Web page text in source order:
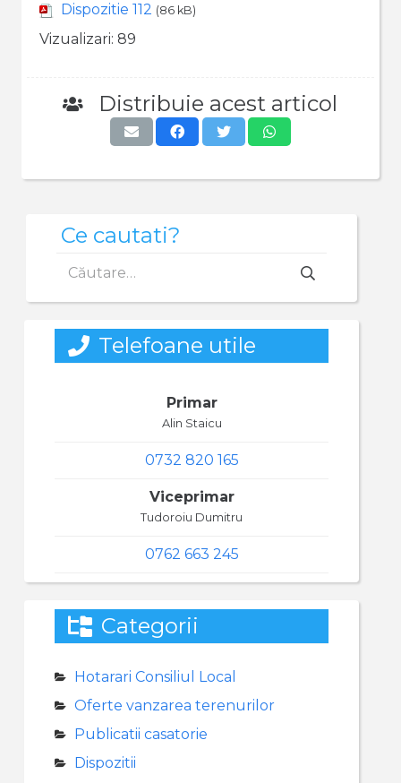
Dispozitie 112 (86 kB)
Vizualizari: 89
Distribuie acest articol
Ce cautati?
după:
Telefoane utile
Primar
Alin Staicu
0732 820 165
Viceprimar
Tudoroiu Dumitru
0762 663 245
Categorii
Hotarari Consiliul Local
Oferte vanzarea terenurilor
Publicatii casatorie
Dispozitii